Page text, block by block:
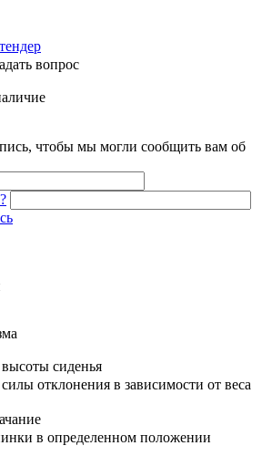
вопрос
чтобы мы могли сообщить вам об
сиденья
отклонения в зависимости от веса
в определенном положении